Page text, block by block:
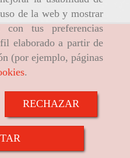
de la web y mostrar
con tus preferencias
elaborado a partir de
(por ejemplo, páginas
.
RECHAZAR